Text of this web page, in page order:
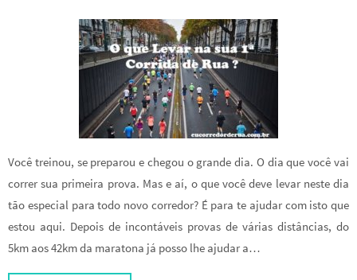
Você treinou, se preparou e chegou o grande dia. O dia que você vai
correr sua primeira prova. Mas e aí, o que você deve levar neste dia
tão especial para todo novo corredor? É para te ajudar com isto que
estou aqui. Depois de incontáveis provas de várias distâncias, do
5km aos 42km da maratona já posso lhe ajudar a…